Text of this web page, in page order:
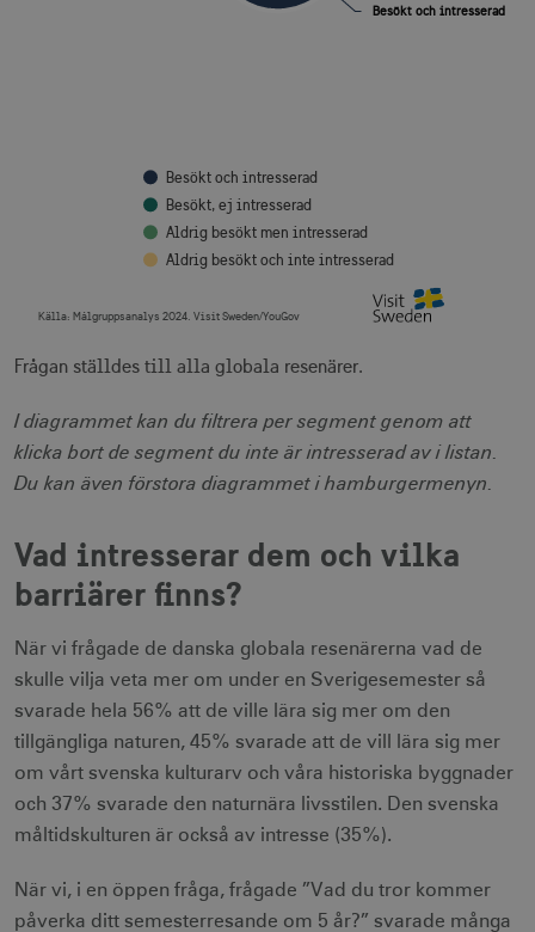
Besökt och intresserad
Besökt och intresserad
Besökt och intresserad
Besökt, ej intresserad
Aldrig besökt men intresserad
Aldrig besökt och inte intresserad
Källa:Målgruppsanalys 2024. Visit Sweden/YouGov
Frågan ställdes till alla globala resenärer.
I diagrammet kan du filtrera per segment genom att
klicka bort de segment du inte är intresserad av i listan.
Du kan även förstora diagrammet i hamburgermenyn.
Vad intresserar dem och vilka
barriärer finns?
När vi frågade de danska globala resenärerna vad de
skulle vilja veta mer om under en Sverigesemester så
svarade hela 56% att de ville lära sig mer om den
tillgängliga naturen, 45% svarade att de vill lära sig mer
om vårt svenska kulturarv och våra historiska byggnader
och 37% svarade den naturnära livsstilen. Den svenska
måltidskulturen är också av intresse (35%).
När vi, i en öppen fråga, frågade ”Vad du tror kommer
påverka ditt semesterresande om 5 år?” svarade många